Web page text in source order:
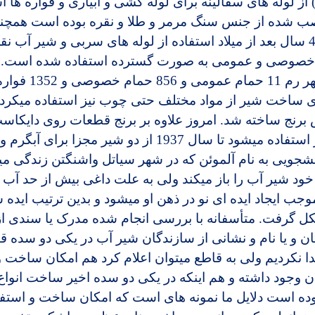
میلاد تا 476 سال بعد از میلاد استفاده از لوله­ های سربی و شیر
و عمومی به­ صورت گسترده استفاده شده است.
فقط در شهر
ساخت شیر از مواد مختلف حتی چوب نیز استفاده
ساخته شد. امروز علاوه بر برنج قطعات روی
می­شوند نیز استفاده می­شود تا سال 1937 از دو
به نام آلموئن که در شهر سیاتل واشنگتن زندگی
شیر آب را باز می­کند ولی به علت داغی بیش از حد
ایجاد ایده­ ای نو در ذهن او می­شود و بدین ترتیب
گرفت. متأسفانه با بررسی انجام شده مدرک یا سندی
ولی به قاطع می­توان اعلام کرد هم امکان ساخت
وجود داشته و هم اینکه در یکی دو سده اخیر ساخت
است دلایل ما نمونه­ های است که امکان ساخت و